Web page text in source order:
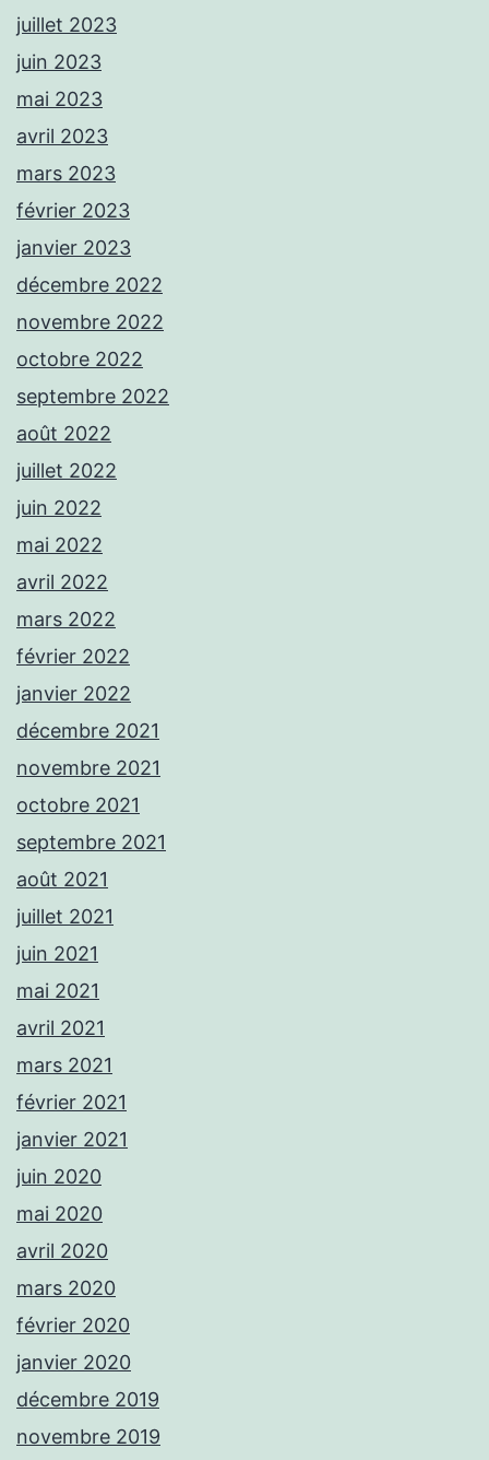
juillet 2023
juin 2023
mai 2023
avril 2023
mars 2023
février 2023
janvier 2023
décembre 2022
novembre 2022
octobre 2022
septembre 2022
août 2022
juillet 2022
juin 2022
mai 2022
avril 2022
mars 2022
février 2022
janvier 2022
décembre 2021
novembre 2021
octobre 2021
septembre 2021
août 2021
juillet 2021
juin 2021
mai 2021
avril 2021
mars 2021
février 2021
janvier 2021
juin 2020
mai 2020
avril 2020
mars 2020
février 2020
janvier 2020
décembre 2019
novembre 2019